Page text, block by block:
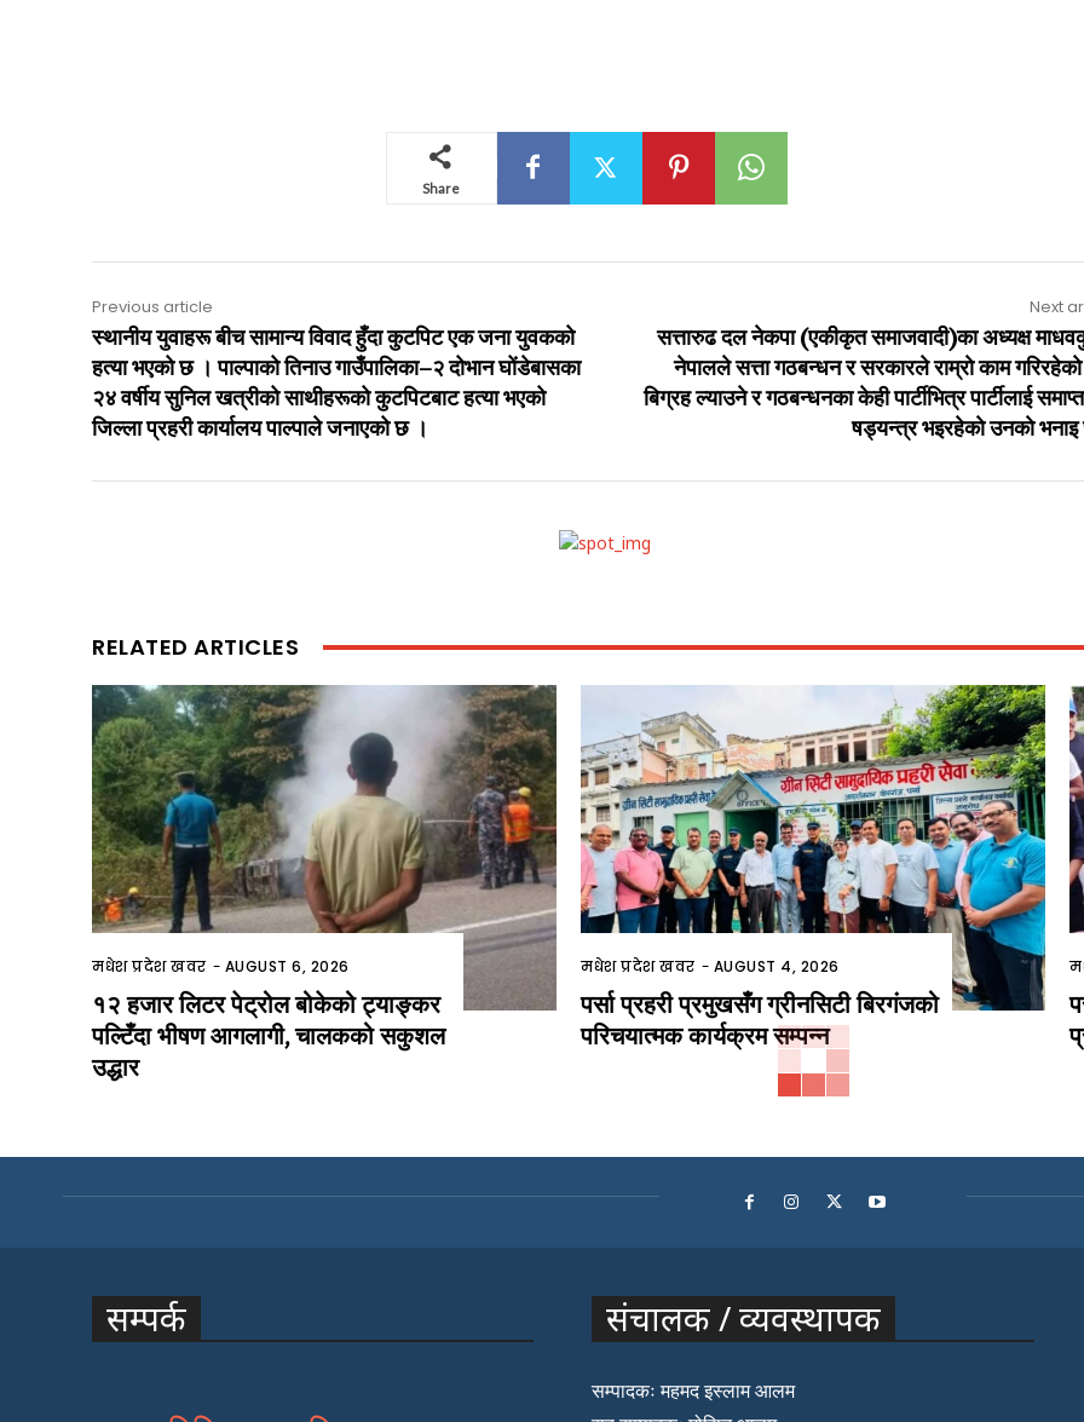
Share
Previous article
स्थानीय युवाहरू बीच सामान्य विवाद हुँदा कुटपिट एक जना युवकको
हत्या भएको छ । पाल्पाको तिनाउ गाउँपालिका–२ दोभान घोंडेबासका
२४ वर्षीय सुनिल खत्रीको साथीहरूको कुटपिटबाट हत्या भएको
जिल्ला प्रहरी कार्यालय पाल्पाले जनाएको छ ।
Next
सत्तारुढ दल नेकपा (एकीकृत समाजवादी)का अध्यक्ष
नेपालले सत्ता गठबन्धन र सरकारले राम्राे काम
बिग्रह ल्याउने र गठबन्धनका केही पार्टीभित्र पार्टीलाई समाप्त
षड्यन्त्र भइरहेकाे उनकाे
RELATED ARTICLES
मधेश प्रदेश खवर - AUGUST 6, 2026
१२ हजार लिटर पेट्रोल बोकेको ट्याङ्कर
पल्टिँदा भीषण आगलागी, चालकको सकुशल
उद्धार
मधेश प्रदेश खवर - AUGUST 4, 2026
पर्सा प्रहरी प्रमुखसँग ग्रीनसिटी बिरगंजको
परिचयात्मक कार्यक्रम सम्पन्न
सम्पर्क संचालक / व्यवस्थापक
सम्पादकः महमद इस्लाम आलम